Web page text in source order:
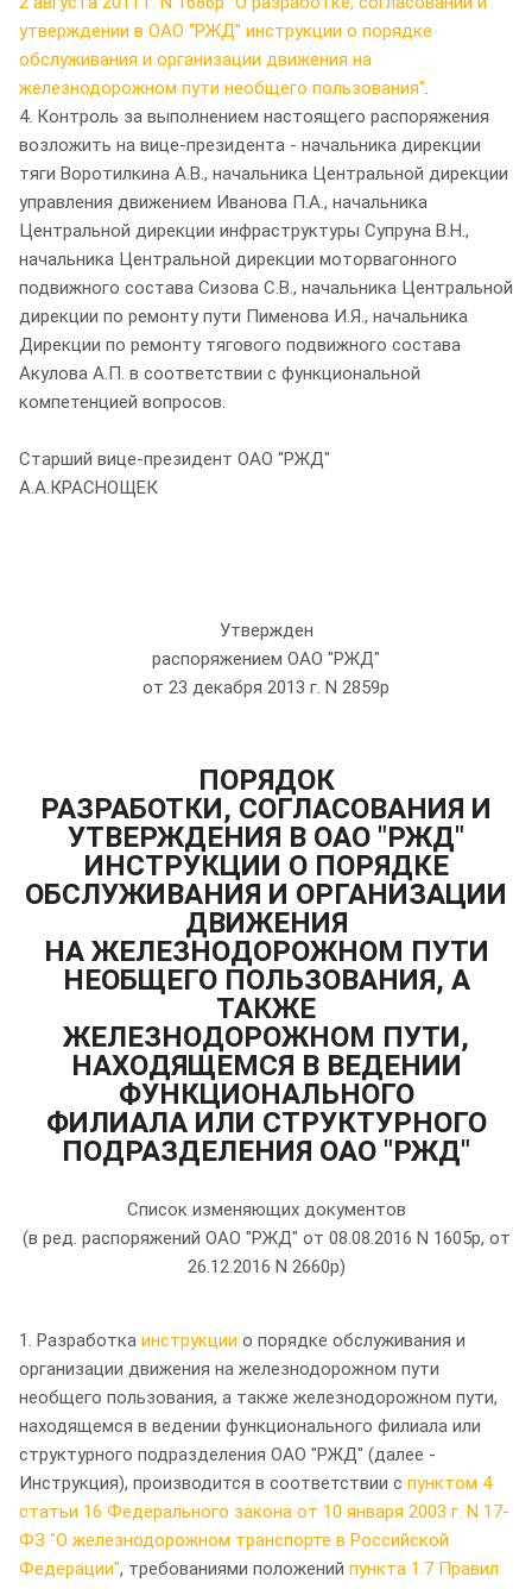
утверждении в ОАО "РЖД" инструкции о порядке
обслуживания и организации движения на
железнодорожном пути необщего пользования".
4. Контроль за выполнением настоящего распоряжения
возложить на вице-президента - начальника дирекции
тяги Воротилкина А.В., начальника Центральной дирекции
управления движением Иванова П.А., начальника
Центральной дирекции инфраструктуры Супруна В.Н.,
начальника Центральной дирекции моторвагонного
подвижного состава Сизова С.В., начальника Центральной
дирекции по ремонту пути Пименова И.Я., начальника
Дирекции по ремонту тягового подвижного состава
Акулова А.П. в соответствии с функциональной
компетенцией вопросов.
Старший вице-президент ОАО "РЖД"
А.А.КРАСНОЩЕК
Утвержден
распоряжением ОАО "РЖД"
от 23 декабря 2013 г. N 2859р
ПОРЯДОК
РАЗРАБОТКИ, СОГЛАСОВАНИЯ И
УТВЕРЖДЕНИЯ В ОАО "РЖД"
ИНСТРУКЦИИ О ПОРЯДКЕ
ОБСЛУЖИВАНИЯ И ОРГАНИЗАЦИИ
ДВИЖЕНИЯ
НА ЖЕЛЕЗНОДОРОЖНОМ ПУТИ
НЕОБЩЕГО ПОЛЬЗОВАНИЯ, А
ТАКЖЕ
ЖЕЛЕЗНОДОРОЖНОМ ПУТИ,
НАХОДЯЩЕМСЯ В ВЕДЕНИИ
ФУНКЦИОНАЛЬНОГО
ФИЛИАЛА ИЛИ СТРУКТУРНОГО
ПОДРАЗДЕЛЕНИЯ ОАО "РЖД"
Список изменяющих документов
(в ред. распоряжений ОАО "РЖД" от 08.08.2016 N 1605р, от
26.12.2016 N 2660р)
1. Разработка инструкции о порядке обслуживания и
организации движения на железнодорожном пути
необщего пользования, а также железнодорожном пути,
находящемся в ведении функционального филиала или
структурного подразделения ОАО "РЖД" (далее -
Инструкция), производится в соответствии с пунктом 4
статьи 16 Федерального закона от 10 января 2003 г. N 17-
ФЗ "О железнодорожном транспорте в Российской
Федерации", требованиями положений пункта 1.7 Правил